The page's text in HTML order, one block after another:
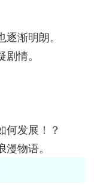
渐明朗。
情。
何发展！？
物语。